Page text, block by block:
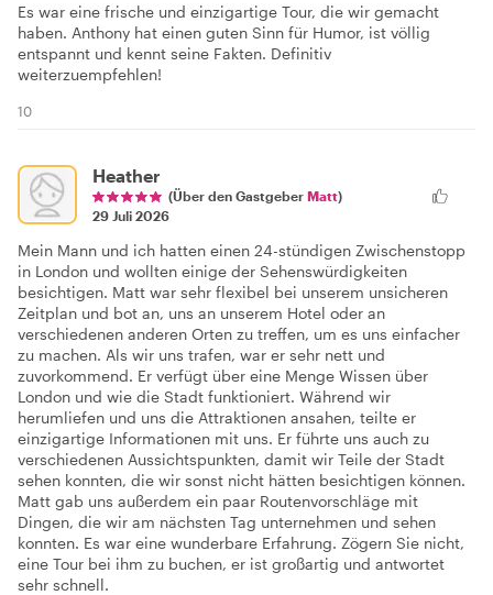
Es war eine frische und einzigartige Tour, die wir gemacht
haben. Anthony hat einen guten Sinn für Humor, ist völlig
entspannt und kennt seine Fakten. Definitiv
weiterzuempfehlen!
10
Heather
(Über den Gastgeber Matt)
29 Juli 2026
Mein Mann und ich hatten einen 24-stündigen Zwischenstopp
in London und wollten einige der Sehenswürdigkeiten
besichtigen. Matt war sehr flexibel bei unserem unsicheren
Zeitplan und bot an, uns an unserem Hotel oder an
verschiedenen anderen Orten zu treffen, um es uns einfacher
zu machen. Als wir uns trafen, war er sehr nett und
zuvorkommend. Er verfügt über eine Menge Wissen über
London und wie die Stadt funktioniert. Während wir
herumliefen und uns die Attraktionen ansahen, teilte er
einzigartige Informationen mit uns. Er führte uns auch zu
verschiedenen Aussichtspunkten, damit wir Teile der Stadt
sehen konnten, die wir sonst nicht hätten besichtigen können.
Matt gab uns außerdem ein paar Routenvorschläge mit
Dingen, die wir am nächsten Tag unternehmen und sehen
konnten. Es war eine wunderbare Erfahrung. Zögern Sie nicht,
eine Tour bei ihm zu buchen, er ist großartig und antwortet
sehr schnell.